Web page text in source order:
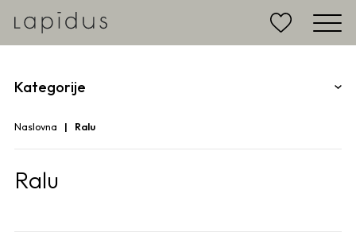
Kategorije
Naslovna Ralu
Ralu